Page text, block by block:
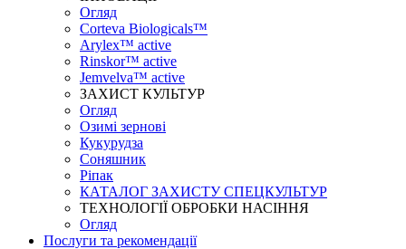
Огляд
Corteva Biologicals™
Arylex™ active
Rinskor™ active
Jemvelva™ active
ЗАХИСТ КУЛЬТУР
Огляд
Озимі зернові
Кукурудза
Соняшник
Ріпак
КАТАЛОГ ЗАХИСТУ СПЕЦКУЛЬТУР
ТЕХНОЛОГІЇ ОБРОБКИ НАСІННЯ
Огляд
Послуги та рекомендації